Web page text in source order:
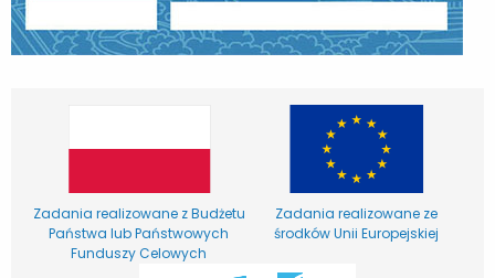
Zadania realizowane z Budżetu
Państwa lub Państwowych
Funduszy Celowych
Zadania realizowane ze
środków Unii Europejskiej